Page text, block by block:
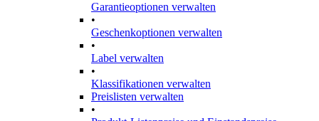
Garantieoptionen verwalten
•
Geschenkoptionen verwalten
•
Label verwalten
•
Klassifikationen verwalten
Preislisten verwalten
•